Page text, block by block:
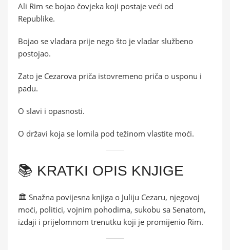
Ali Rim se bojao čovjeka koji postaje veći od
Republike.
Bojao se vladara prije nego što je vladar službeno
postojao.
Zato je Cezarova priča istovremeno priča o usponu i
padu.
O slavi i opasnosti.
O državi koja se lomila pod težinom vlastite moći.
📚 KRATKI OPIS KNJIGE
🏛️ Snažna povijesna knjiga o Juliju Cezaru, njegovoj
moći, politici, vojnim pohodima, sukobu sa Senatom,
izdaji i prijelomnom trenutku koji je promijenio Rim.